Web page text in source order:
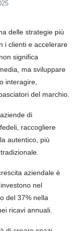
delle strategie più
i clienti e accelerare
significa
ma sviluppare
interagire,
del marchio.
di
raccogliere
autentico, più
aziendale è
nel
del 37% nella
ricavi annuali.